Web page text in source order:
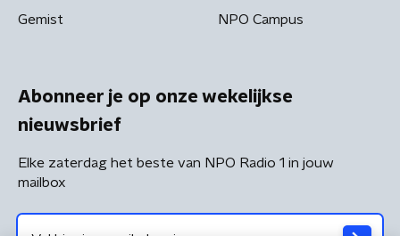
Gemist NPO Campus
Abonneer je op onze wekelijkse
nieuwsbrief
Elke zaterdag het beste van NPO Radio 1 in jouw
mailbox